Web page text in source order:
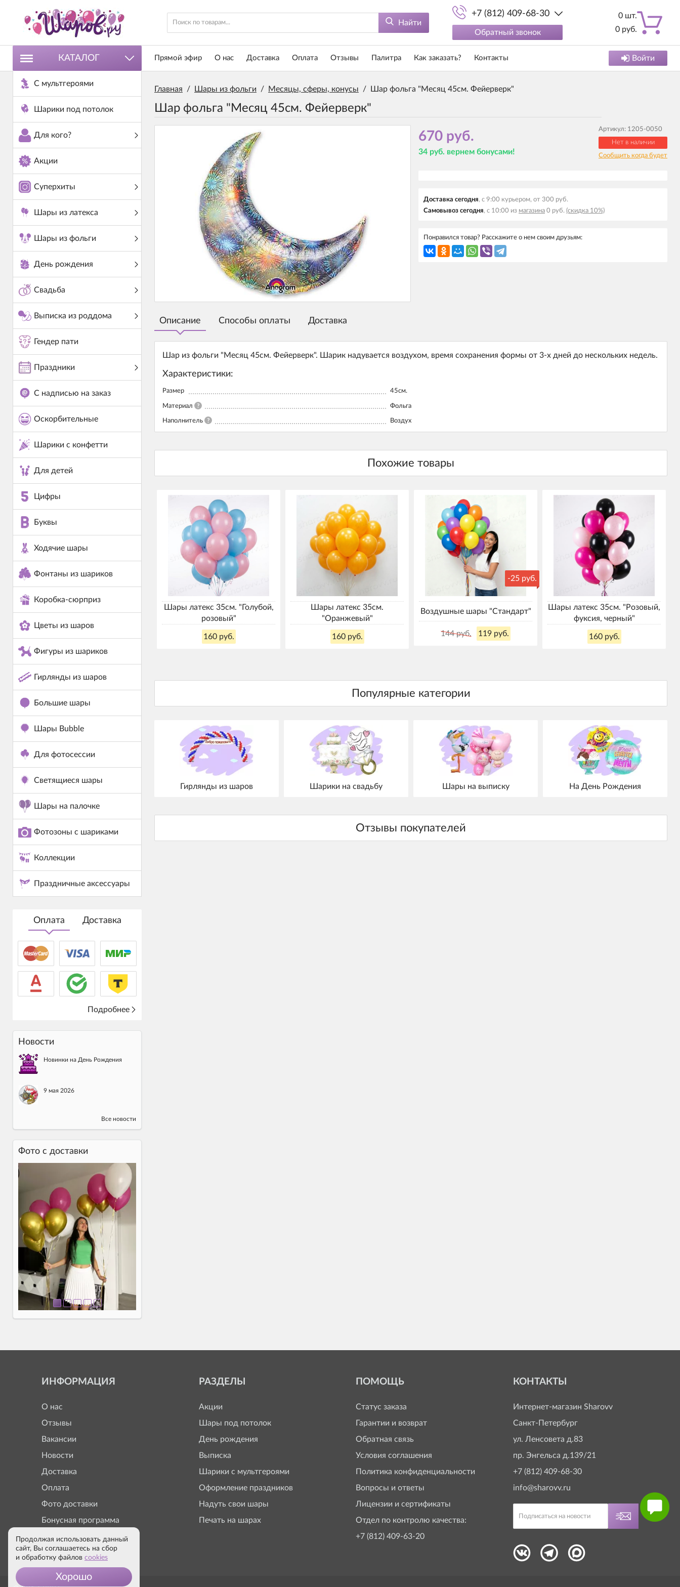
Найти
+7 (812) 409-68-30
Обратный звонок
0 шт.
0 руб.
КАТАЛОГ
С мультгероями
Шарики под потолок
Для кого?
Акции
Суперхиты
Шары из латекса
Шары из фольги
День рождения
Свадьба
Выписка из роддома
Гендер пати
Праздники
С надписью на заказ
Оскорбительные
Шарики с конфетти
Для детей
Цифры
Буквы
Ходячие шары
Фонтаны из шариков
Коробка-сюрприз
Цветы из шаров
Фигуры из шариков
Гирлянды из шаров
Большие шары
Шары Bubble
Для фотосессии
Светящиеся шары
Шары на палочке
Фотозоны с шариками
Коллекции
Праздничные аксессуары
Оплата Доставка
Подробнее
Новости
Новинки на День Рождения
9 мая 2026
Все новости
Фото c доставки
Прямой эфир О нас Доставка Оплата Отзывы Палитра Как заказать? Контакты Войти
Главная / Шары из фольги / Месяцы, сферы, конусы / Шар фольга "Месяц 45см. Фейерверк"
Шар фольга "Месяц 45см. Фейерверк"
670 руб.
34 руб. вернем бонусами!
Артикул: 1205-0050
Нет в наличии
Сообщить когда будет
Доставка сегодня, с 9:00 курьером, от 300 руб.
Самовывоз сегодня, с 10:00 из магазина 0 руб. (скидка 10%)
Понравился товар? Расскажите о нем своим друзьям:
Описание Способы оплаты Доставка
Шар из фольги "Месяц 45см. Фейерверк". Шарик надувается воздухом, время сохранения формы от 3-х дней до нескольких недель.
Характеристики:
Размер 45см.
Материал ? Фольга
Наполнитель ? Воздух
Шары латекс 35см. "Голубой,
розовый"
160 руб.
Шары латекс 35см.
"Оранжевый"
160 руб.
-25 руб.
Воздушные шары "Стандарт"
144 руб. 119 руб.
Шары латекс 35см. "Розовый,
фуксия, черный"
160 руб.
Гирлянды из шаров Шарики на свадьбу Шары на выписку На День Рождения
ИНФОРМАЦИЯ
О нас
Отзывы
Вакансии
Новости
Доставка
Оплата
Фото доставки
Бонусная программа
РАЗДЕЛЫ
Акции
Шары под потолок
День рождения
Выписка
Шарики с мультгероями
Оформление праздников
Надуть свои шары
Печать на шарах
ПОМОЩЬ
Статус заказа
Гарантии и возврат
Обратная связь
Условия соглашения
Политика конфиденциальности
Вопросы и ответы
Лицензии и сертификаты
Отдел по контролю качества:
+7 (812) 409-63-20
КОНТАКТЫ
Интернет-магазин Sharovv
Санкт-Петербург
ул. Ленсовета д.83
пр. Энгельса д.139/21
+7 (812) 409-68-30
info@sharovv.ru
Продолжая использовать данный
сайт, Вы соглашаетесь на сбор
и обработку файлов cookies
Хорошо